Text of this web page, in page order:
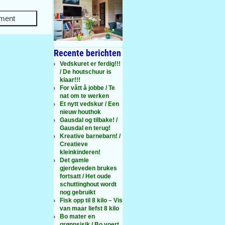
Recente berichten
Vedskuret er ferdig!!!
/ De houtschuur is
klaar!!!
For vått å jobbe / Te
nat om te werken
Et nytt vedskur / Een
nieuw houthok
Gausdal og tilbake! /
Gausdal en terug!
Kreative barnebarn! /
Creatieve
kleinkinderen!
Det gamle
gjerdeveden brukes
fortsatt / Het oude
schuttinghout wordt
nog gebruikt
Fisk opp til 8 kilo – Vis
van maar liefst 8 kilo
Bo mater en